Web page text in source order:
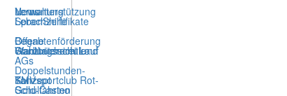
News
Verwaltung
Offene
Ganztagsschule
SMV
Lernunterstützung
Begabtenförderung
Doppelstunden-
Konzept
Sprachzertifikate
Wahlunterricht und
AGs
Schulfahrten
LebenShilfe
Stadtbücherei Lauf
Tanzsportclub Rot-
Gold-Casino